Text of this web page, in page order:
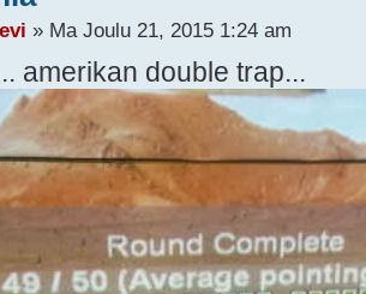
» Ma Joulu 21, 2015 1:24 am
amerikan double trap...